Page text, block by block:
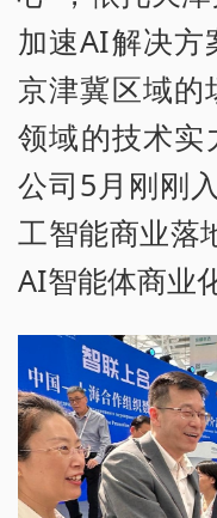
加速AI解决方
京津冀区域
领域的技术
公司5月刚刚
工智能商业落
AI智能体商业